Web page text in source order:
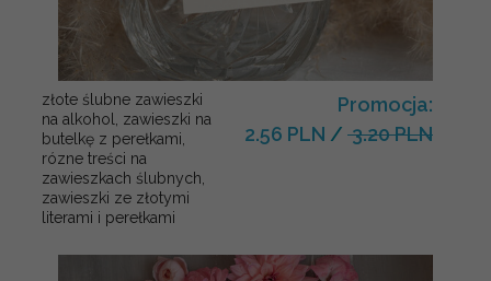
złote ślubne zawieszki
na alkohol, zawieszki na
butelkę z perełkami,
rózne treści na
zawieszkach ślubnych,
zawieszki ze złotymi
literami i perełkami
Promocja:
2.56 PLN / 3.20 PLN